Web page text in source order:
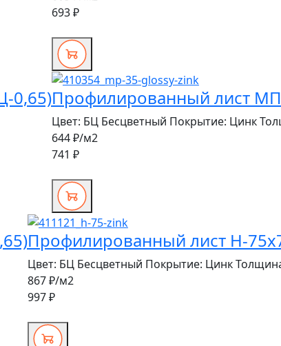
693 ₽
0,65)Профилированный лист
Цвет: БЦ Бесцветный Покрытие: Цинк
644 ₽/м2
741 ₽
Профилированный лист Н-
Цвет: БЦ Бесцветный Покрытие: Цинк
867 ₽/м2
997 ₽